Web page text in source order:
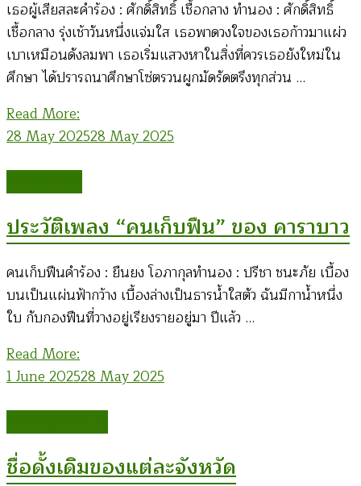
เธอผู้เสียสละคำร้อง : ศักดิ์สิทธิ์ เชื้อกลาง ทำนอง : ศักดิ์สิทธิ์
เชื้อกลาง รุ่งเช้าวันหนึ่งแจ่มใส เธอพาดวงใจของเธอก้าวมาแผ่ว
เบาเหมือนดังลมพา เธอเริ่มแสวงหาในสิ่งที่ควรเธอยังใหม่ใน
ศึกษา ได้ปรารถนาศึกษาโซ่ตรวนผูกมัดรัดตรึงทุกส่วน …
Read More:
28 May 202528 May 2025
ประวัติเพลง “คนเก็บฟืน” ของ คาราบาว
คนเก็บฟืนคำร้อง : ยืนยง โอภากุลทำนอง : ปรีชา ชนะภัย เบื้อง
บนเป็นแผ่นฟ้ากว้าง เบื้องล่างเป็นธารน้ำใสตัว ฉันมีกาน้ำหนึ่ง
ใบ กับกองฟืนที่วางอยู่เรียงรายอยู่มา ปีแล้ว …
Read More:
1 June 202528 May 2025
ชื่อดั้งเดิมของแต่ละจังหวัด